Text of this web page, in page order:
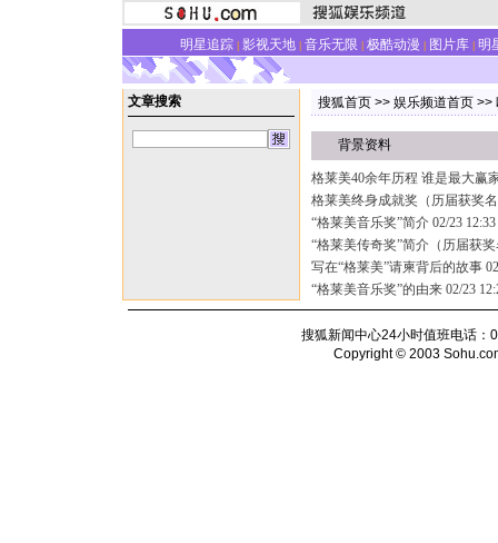
明星追踪 影视天地 音乐无限 极酷动漫 图片库 明
文章搜索 搜狐首页 >> 娱乐频道首页 >>
背景资料
格莱美40余年历程 谁是最大赢
格莱美终身成就奖（历届获奖
“格莱美音乐奖”简介 02/23 12:33
“格莱美传奇奖”简介（历届获
写在“格莱美”请柬背后的故事
“格莱美音乐奖”的由来 02/23
搜狐新闻中心24小时值班电话
Copyright © 2003